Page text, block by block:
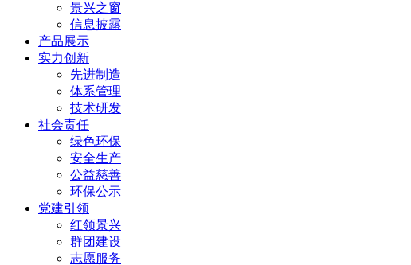
景兴之窗
信息披露
产品展示
实力创新
先进制造
体系管理
技术研发
社会责任
绿色环保
安全生产
公益慈善
环保公示
党建引领
红领景兴
群团建设
志愿服务